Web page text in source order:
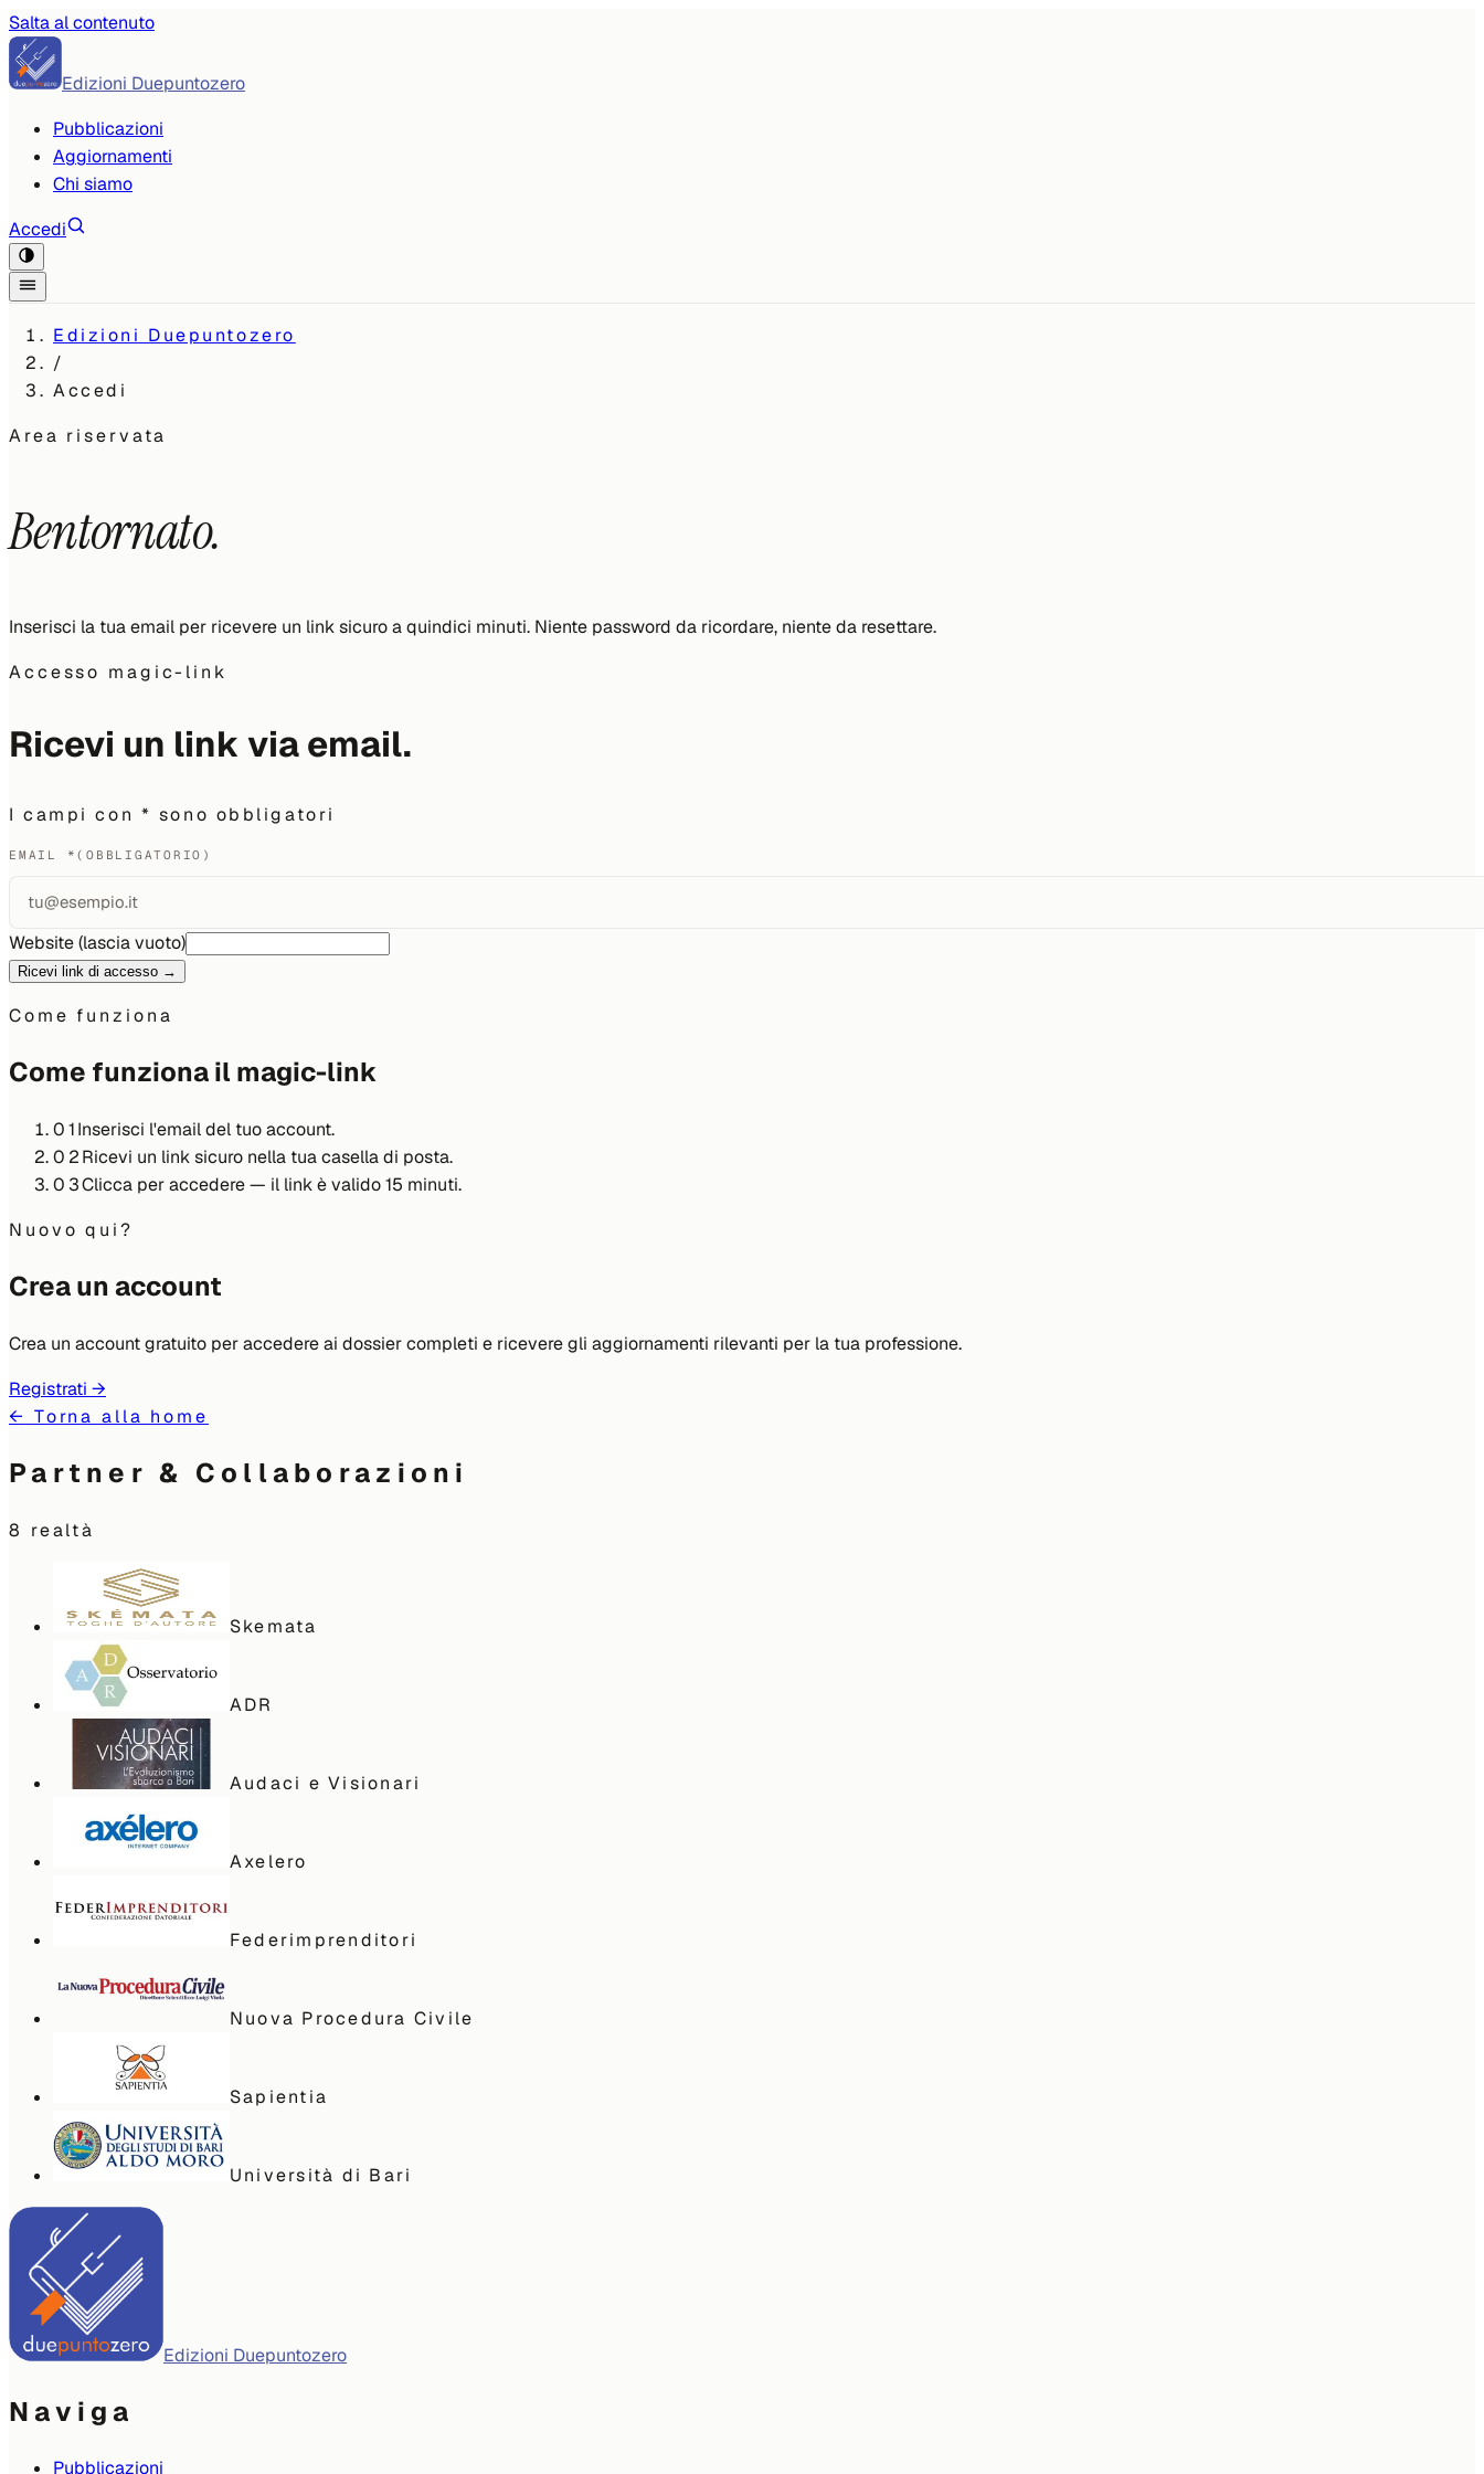
Salta al contenuto
Edizioni Duepuntozero
Pubblicazioni
Aggiornamenti
Chi siamo
Accedi
Edizioni Duepuntozero
/
Accedi
Area riservata
Bentornato.
Inserisci la tua email per ricevere un link sicuro a quindici minuti. Niente password da ricordare, niente da resettare.
Accesso magic-link
Ricevi un link via email.
I campi con * sono obbligatori
EMAIL * (OBBLIGATORIO)
Website (lascia vuoto)
Ricevi link di accesso →
Come funziona
Come funziona il magic-link
01Inserisci l'email del tuo account.
0 2Ricevi un link sicuro nella tua casella di posta.
0 3Clicca per accedere — il link è valido 15 minuti.
Nuovo qui?
Crea un account
Crea un account gratuito per accedere ai dossier completi e ricevere gli aggiornamenti rilevanti per la tua professione.
Registrati →
← Torna alla home
Partner & Collaborazioni
8 realtà
Skemata
ADR
Audaci e Visionari
Axelero
Federimprenditori
Nuova Procedura Civile
Sapientia
Università di Bari
Edizioni Duepuntozero
Naviga
Pubblicazioni